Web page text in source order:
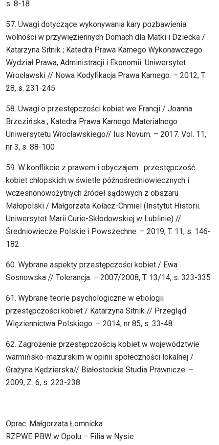
s. 8-18
57. Uwagi dotyczące wykonywania kary pozbawienia
wolności w przywięziennych Domach dla Matki i Dziecka /
Katarzyna Sitnik ; Katedra Prawa Karnego Wykonawczego.
Wydział Prawa, Administracji i Ekonomii. Uniwersytet
Wrocławski // Nowa Kodyfikacja Prawa Karnego. – 2012, T.
28, s. 231-245
58. Uwagi o przestępczości kobiet we Francji / Joanna
Brzezińska ; Katedra Prawa Karnego Materialnego
Uniwersytetu Wrocławskiego// Ius Novum. – 2017. Vol. 11,
nr 3, s. 88-100
59. W konflikcie z prawem i obyczajem : przestępczość
kobiet chłopskich w świetle późnośredniowiecznych i
wczesnonowożytnych źródeł sądowych z obszaru
Małopolski / Małgorzata Kołacz-Chmiel (Instytut Historii.
Uniwersytet Marii Curie-Skłodowskiej w Lublinie) //
Średniowiecze Polskie i Powszechne. – 2019, T. 11, s. 146-
182
60. Wybrane aspekty przestępczości kobiet / Ewa
Sosnowska // Tolerancja. – 2007/2008, T. 13/14, s. 323-335
61. Wybrane teorie psychologiczne w etiologii
przestępczości kobiet / Katarzyna Sitnik // Przegląd
Więziennictwa Polskiego. – 2014, nr 85, s. 33-48
62. Zagrożenie przestępczością kobiet w województwie
warmińsko-mazurskim w opinii społeczności lokalnej /
Grażyna Kędzierska// Białostockie Studia Prawnicze. –
2009, Z. 6, s. 223-238
Oprac. Małgorzata Łomnicka
RZPWE PBW w Opolu – Filia w Nysie